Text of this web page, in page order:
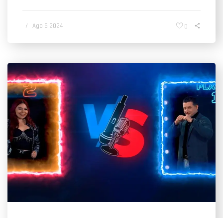
/ Ago 5 2024 0